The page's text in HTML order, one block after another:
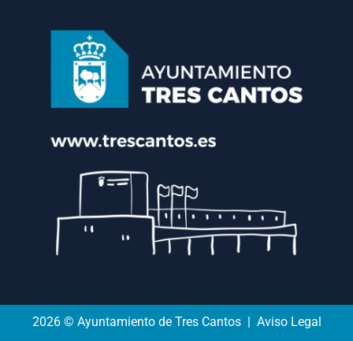
2026 © Ayuntamiento de Tres Cantos | Aviso Legal